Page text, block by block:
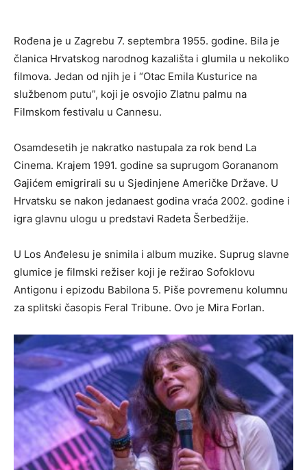
Rođena je u Zagrebu 7. septembra 1955. godine. Bila je
članica Hrvatskog narodnog kazališta i glumila u nekoliko
filmova. Jedan od njih je i “Otac Emila Kusturice na
službenom putu”, koji je osvojio Zlatnu palmu na
Filmskom festivalu u Cannesu.
Osamdesetih je nakratko nastupala za rok bend La
Cinema. Krajem 1991. godine sa suprugom Gorananom
Gajićem emigrirali su u Sjedinjene Američke Države. U
Hrvatsku se nakon jedanaest godina vraća 2002. godine i
igra glavnu ulogu u predstavi Radeta Šerbedžije.
U Los Anđelesu je snimila i album muzike. Suprug slavne
glumice je filmski režiser koji je režirao Sofoklovu
Antigonu i epizodu Babilona 5. Piše povremenu kolumnu
za splitski časopis Feral Tribune. Ovo je Mira Forlan.